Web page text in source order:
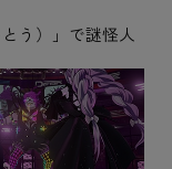
う）」で謎怪人